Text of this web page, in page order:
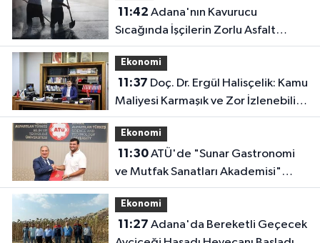
11:42
Sıcağında İşçilerin Zorlu Asfalt
Mesaisi Sürüyor
Ekonomi
11:37
Maliyesi Karmaşık ve Zor İzlenebilir
Bir Yapıya Dönüştü
Ekonomi
11:30ATÜ'de "Sunar Gastronomi
ve Mutfak Sanatları Akademisi"
Kuruluyor
Ekonomi
11:27